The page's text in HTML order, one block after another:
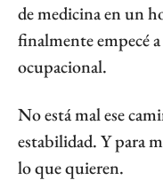
de medicina en un
finalmente empecé
ocupacional.
No está mal ese
estabilidad. Y para
lo que quieren.